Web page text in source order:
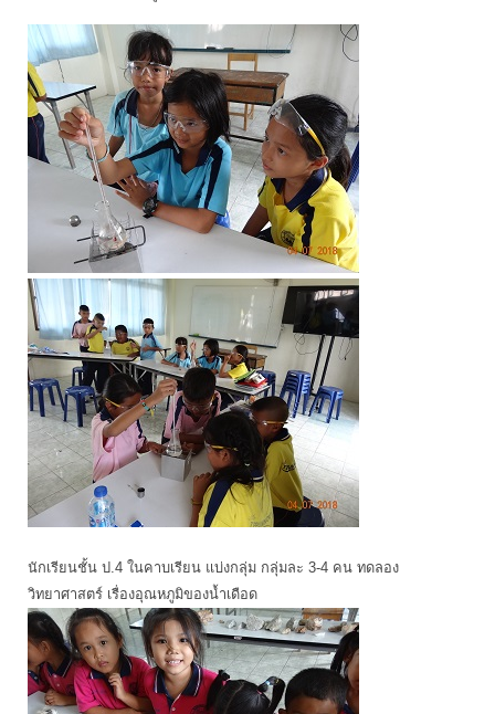
นักเรียนชั้น ป.4 ในคาบเรียน แบ่งกลุ่ม กลุ่มละ 3-4 คน ทดลอง
วิทยาศาสตร์ เรื่องอุณหภูมิของน้ำเดือด